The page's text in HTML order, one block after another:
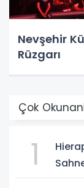
Nevşehir
Rüzgarı
Çok
1